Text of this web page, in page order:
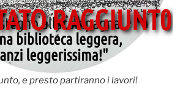
e presto partiranno i lavori!